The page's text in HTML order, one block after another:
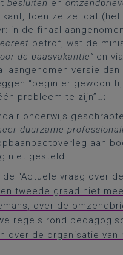
besluiten en
kant, toen ze zei dat
in de finaal
betrof, wat de
de paasvakantie” en
aangenomen versie dan
“begin er gewoon
probleem te zijn”…;
onderwijs
duurzame
aan
niet gesteld…
“Actuele vraag over
tweede graad niet
over de
regels rond
over de organisatie